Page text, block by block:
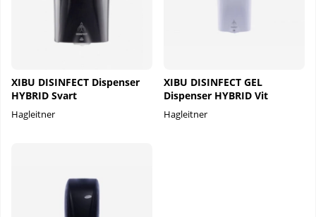
XIBU DISINFECT Dispenser
HYBRID Svart
Hagleitner
XIBU DISINFECT GEL
Dispenser HYBRID Vit
Hagleitner